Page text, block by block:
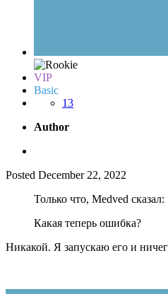
VIP
Basic
13
Author
Posted December 22, 2022
Только что, Medved сказал:
Какая теперь ошибка?
Никакой. Я запускаю его и